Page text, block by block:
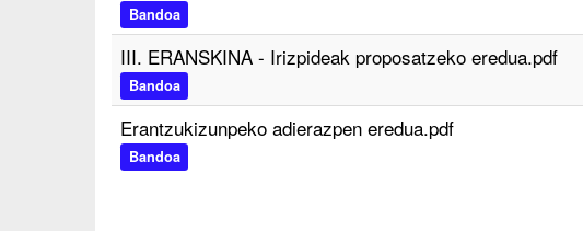
Bandoa
III. ERANSKINA - Irizpideak proposatzeko eredua.pdf
Bandoa
Erantzukizunpeko adierazpen eredua.pdf
Bandoa